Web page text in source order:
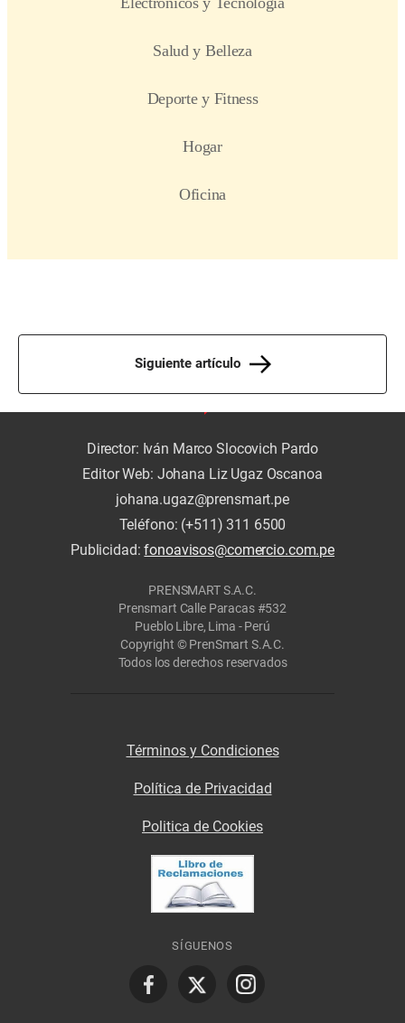
Siguiente artículo
Director: Iván Marco Slocovich Pardo
Editor Web: Johana Liz Ugaz Oscanoa
johana.ugaz@prensmart.pe
Teléfono: (+511) 311 6500
Publicidad:fonoavisos@comercio.com.pe
PRENSMART S.A.C.
Prensmart Calle Paracas #532
Pueblo Libre, Lima - Perú
Copyright © PrenSmart S.A.C.
Todos los derechos reservados
Términos y Condiciones
Política de Privacidad
Politica de Cookies
SÍGUENOS